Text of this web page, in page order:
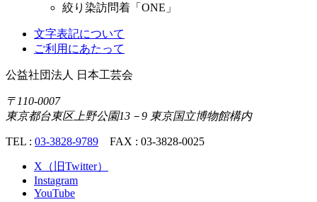
絞り染訪問着「ONE」
文字表記について
ご利用にあたって
公益社団法人 日本工芸会
〒110-0007
東京都台東区上野公園13－9 東京国立博物館構内
TEL : 03-3828-9789 FAX : 03-3828-0025
X（旧Twitter）
Instagram
YouTube